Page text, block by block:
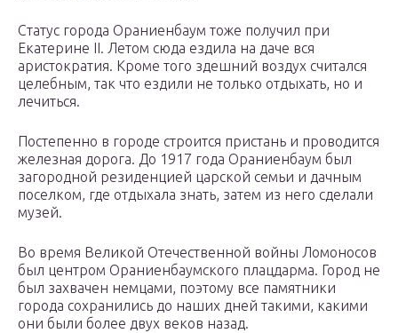
Статус города Ораниенбаум тоже получил при
Екатерине II. Летом сюда ездила на даче вся
аристократия. Кроме того здешний воздух считался
целебным, так что ездили не только отдыхать, но и
лечиться.
Постепенно в городе строится пристань и проводится
железная дорога. До 1917 года Ораниенбаум был
загородной резиденцией царской семьи и дачным
поселком, где отдыхала знать, затем из него сделали
музей.
Во время Великой Отечественной войны Ломоносов
был центром Ораниенбаумского плацдарма. Город не
был захвачен немцами, поэтому все памятники
города сохранились до наших дней такими, какими
они были более двух веков назад.